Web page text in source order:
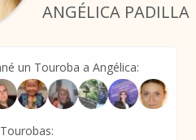
ANGÉLICA PADILLA
un Touroba a Angélica: